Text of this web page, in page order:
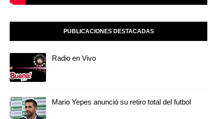
PUBLICACIONES DESTACADAS
Radio en Vivo
Mario Yepes anunció su retiro total del futbol